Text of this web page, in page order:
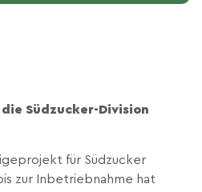
Südzucker-Division
für Südzucker
zur Inbetriebnahme hat